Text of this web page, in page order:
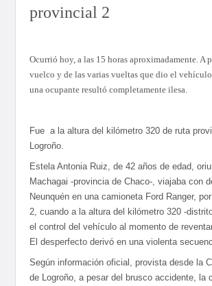
provincial 2
Ocurrió hoy, a las 15 horas aproximadamente. A
vuelco y de las varias vueltas que dio el
una ocupante resultó completamente ilesa.
Fue a la altura del kilómetro 320 de ruta
Logroño.
Estela Antonia Ruiz, de 42 años de edad,
Machagai -provincia de Chaco-, viajaba con
Neunquén en una camioneta Ford Ranger,
2, cuando a la altura del kilómetro 320 -
el control del vehículo al momento de
El desperfecto derivó en una violenta
Según información oficial, provista desde la
de Logroño, a pesar del brusco accidente, la